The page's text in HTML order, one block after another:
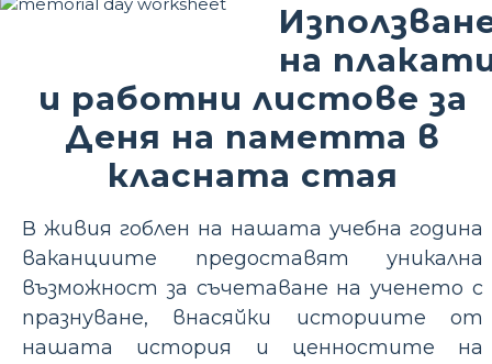
на
и работни листове за
Деня на паметта в
класната стая
В живия гоблен на нашата учебна година
ваканциите предоставят уникална
възможност за съчетаване на ученето с
празнуване, внасяйки историите от
нашата история и ценностите на